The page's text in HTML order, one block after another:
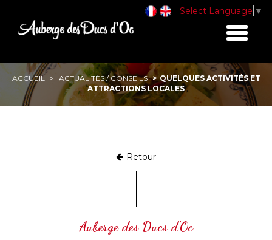
Toggle
Select Language ▼
ACCUEIL ACTUALITÉS / CONSEILS
QUELQUES ACTIVITÉS ET
ATTRACTIONS LOCALES
Retour
Auberge des Ducs d'Oc